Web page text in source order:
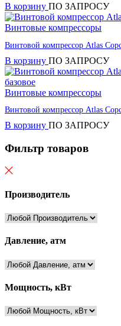
В корзину ПО ЗАПРОСУ
Винтовые компрессоры
Винтовой компрессор Atlas
В корзину ПО ЗАПРОСУ
Винтовые компрессоры
Винтовой компрессор Atlas
В корзину ПО ЗАПРОСУ
Фильтр товаров
Производитель
Давление, атм
Мощность, кВт